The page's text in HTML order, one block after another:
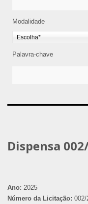
Modalidade
Palavra-chave
Dispensa
Ano: 2025
Número da Licitação: 002/